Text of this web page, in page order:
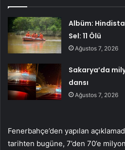
Albüm:
Sel: 11 Ölü
Ağustos 7, 2026
Sakarya’da
dansı
Ağustos 7, 2026
Fenerbahçe’den yapılan
tarihten bugüne, 7’den 70’e